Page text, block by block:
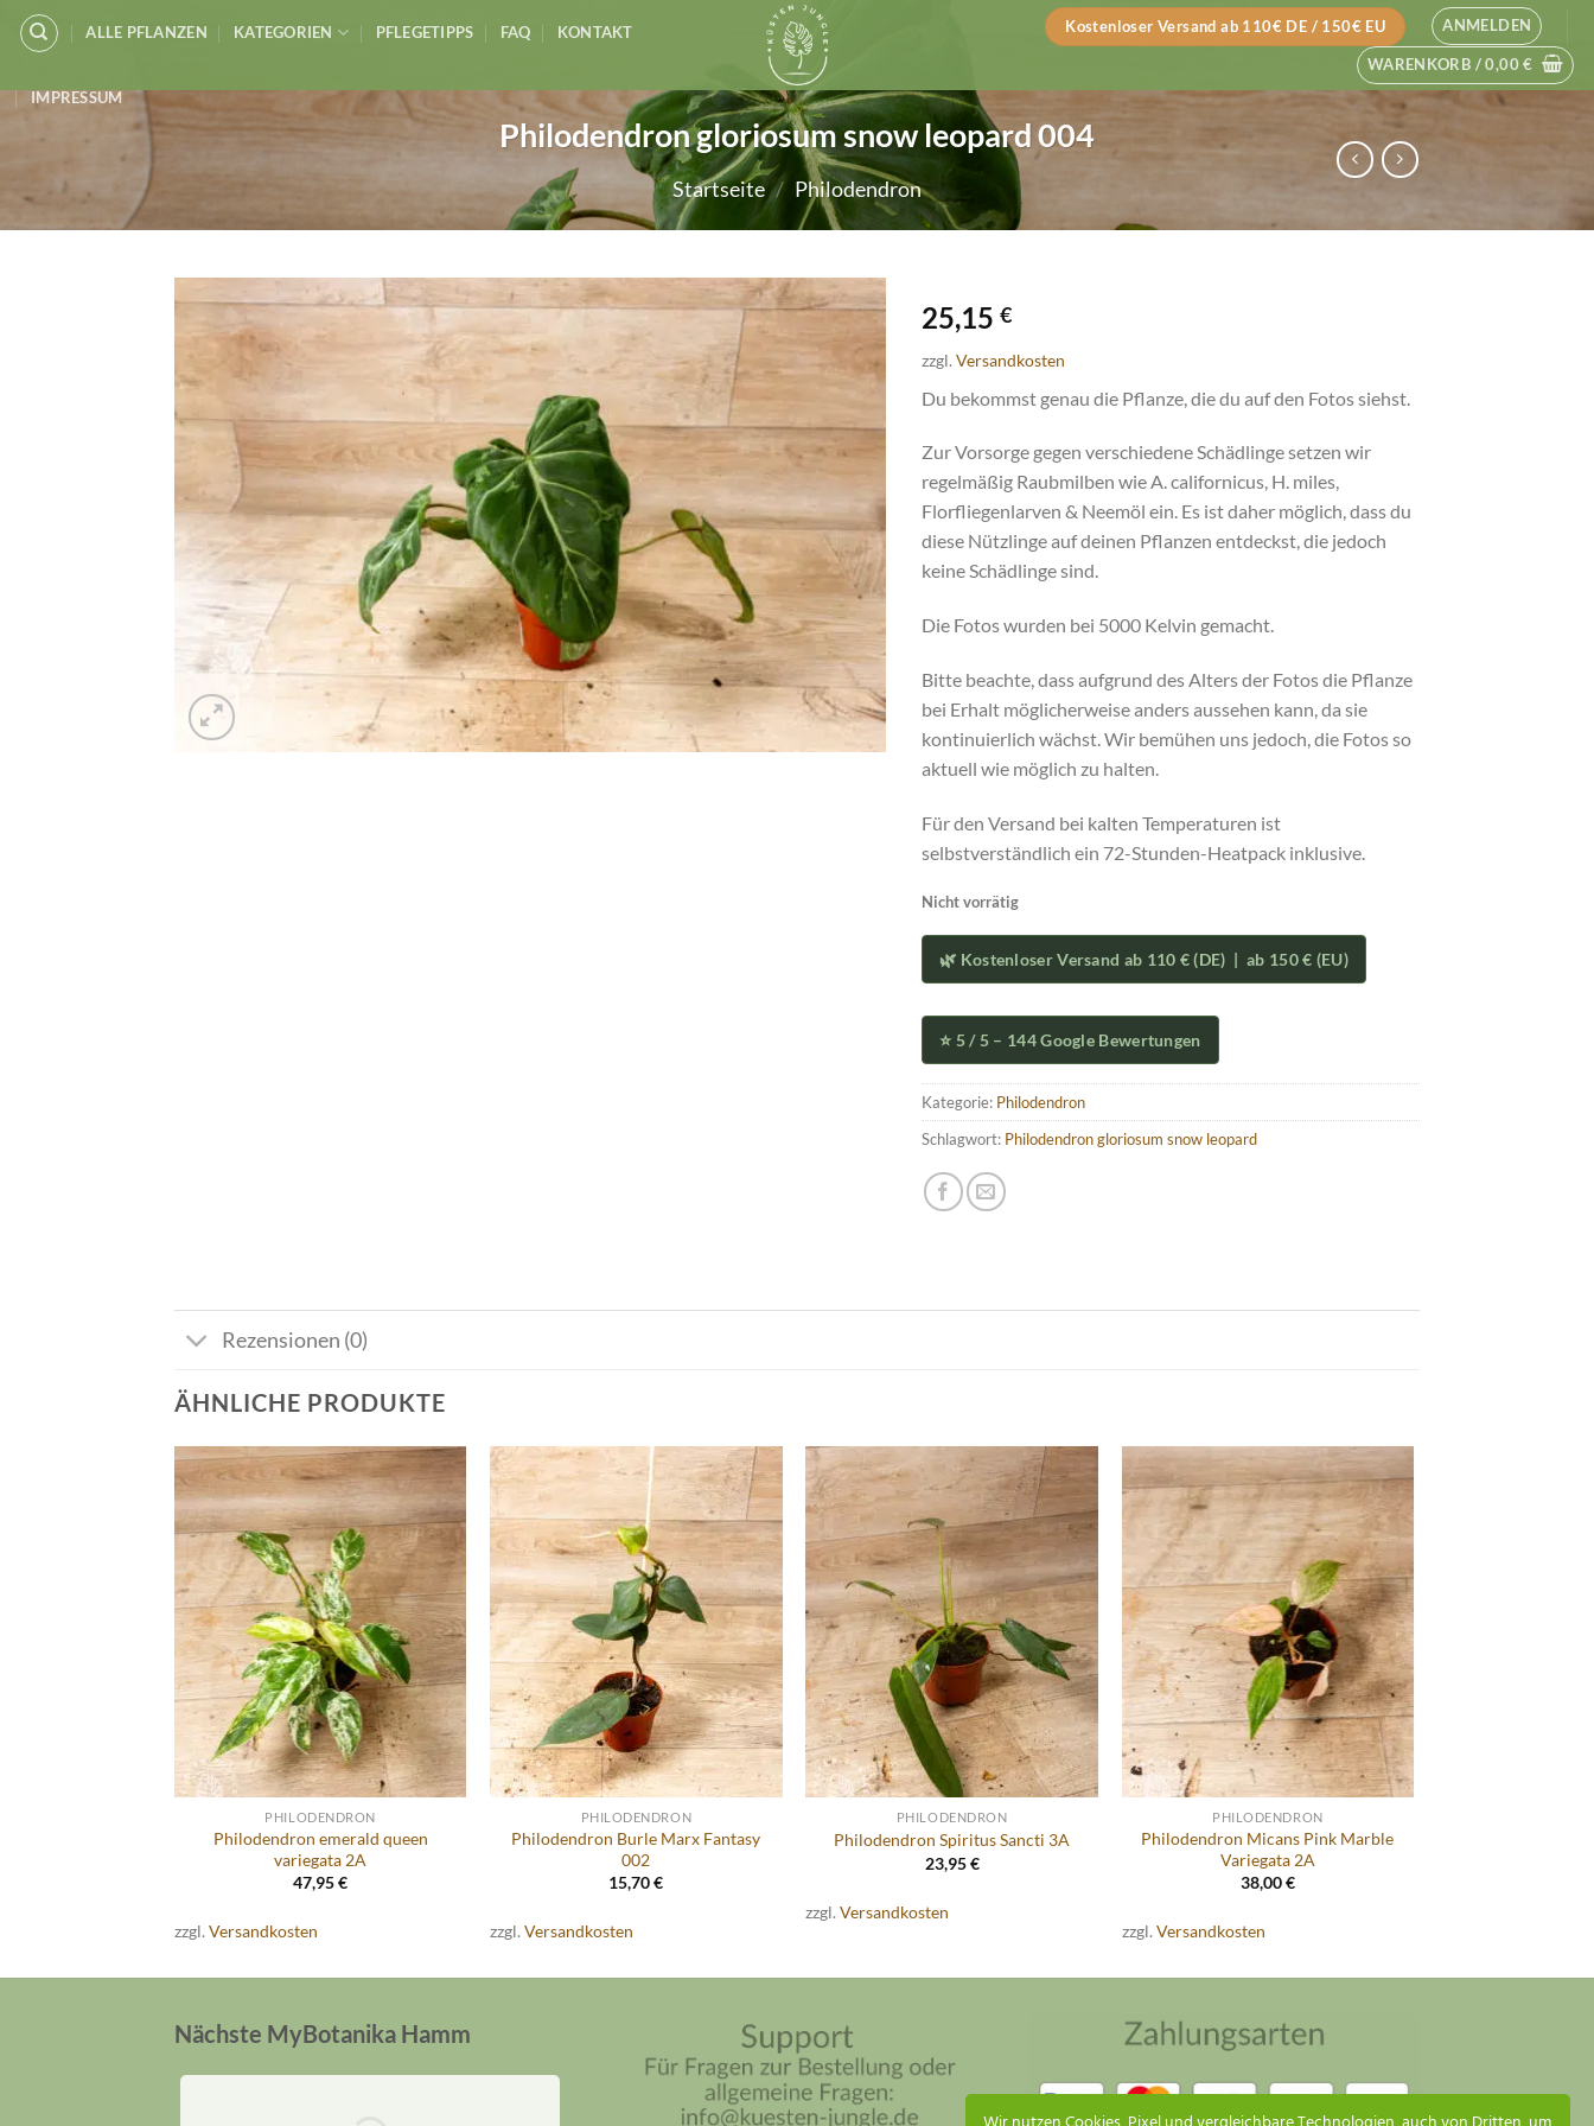
Zum
Inhalt
ALLE PFLANZEN KATEGORIEN PFLEGETIPPS FAQ KONTAKT
IMPRESSUM
Kostenloser Versand ab 110€ DE / 150€ EU ANMELDEN
WARENKORB /0,00€
Philodendron gloriosum snow leopard 004
Startseite / Philodendron
25,15 €
zzgl. Versandkosten
Du bekommst genau die Pflanze, die du auf den Fotos siehst.
Zur Vorsorge gegen verschiedene Schädlinge setzen wir
regelmäßig Raubmilben wie A. californicus, H. miles,
Florfliegenlarven & Neemöl ein. Es ist daher möglich, dass du
diese Nützlinge auf deinen Pflanzen entdeckst, die jedoch
keine Schädlinge sind.
Die Fotos wurden bei 5000 Kelvin gemacht.
Bitte beachte, dass aufgrund des Alters der Fotos die Pflanze
bei Erhalt möglicherweise anders aussehen kann, da sie
kontinuierlich wächst. Wir bemühen uns jedoch, die Fotos so
aktuell wie möglich zu halten.
Für den Versand bei kalten Temperaturen ist
selbstverständlich ein 72-Stunden-Heatpack inklusive.
Nicht vorrätig
🌿 Kostenloser Versand ab 110 € (DE) | ab 150 € (EU)
⭐ 5 / 5 – 144 Google Bewertungen
Kategorie: Philodendron
Schlagwort: Philodendron gloriosum snow leopard
Rezensionen (0)
ÄHNLICHE PRODUKTE
PHILODENDRON
Philodendron emerald queen
variegata 2A
47,95€
zzgl. Versandkosten
PHILODENDRON
Philodendron Burle Marx Fantasy
002
15,70€
zzgl.Versandkosten
PHILODENDRON
Philodendron Spiritus Sancti 3A
23,95€
zzgl.Versandkosten
PHILODENDRON
Philodendron Micans Pink Marble
Variegata 2A
38,00€
zzgl. Versandkosten
Nächste MyBotanika Hamm Online – ich antworte so schnell wie möglich